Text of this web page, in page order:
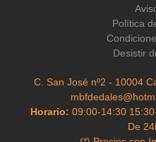
Política
Desistir
C. San José nº2 - 10004
Horario: 09:00-14:30
De